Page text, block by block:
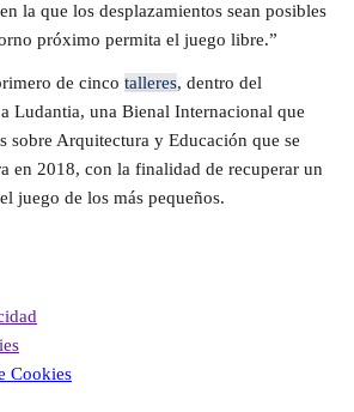
la que los desplazamientos sean posibles
próximo permita el juego libre.”
de cinco talleres, dentro del
Ludantia, una Bienal Internacional que
sobre Arquitectura y Educación que se
en 2018, con la finalidad de recuperar un
juego de los más pequeños.
Cookies